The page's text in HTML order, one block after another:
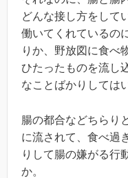
どんな接し方をして
働いてくれているの
りか、野放図に食べ
ひたったものを流し
なことばかりしては
腸の都合などちらり
に流されて、食べ過
りして腸の嫌がる行
か。